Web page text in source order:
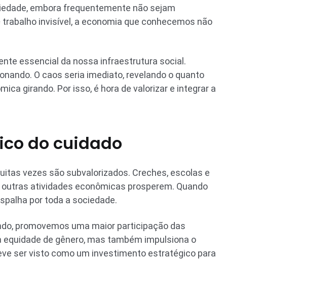
embora frequentemente não sejam
invisível, a economia que conhecemos não
essencial da nossa infraestrutura social.
O caos seria imediato, revelando o quanto
girando. Por isso, é hora de valorizar e integrar a
do cuidado
vezes são subvalorizados. Creches, escolas e
atividades econômicas prosperem. Quando
por toda a sociedade.
promovemos uma maior participação das
de gênero, mas também impulsiona o
ser visto como um investimento estratégico para